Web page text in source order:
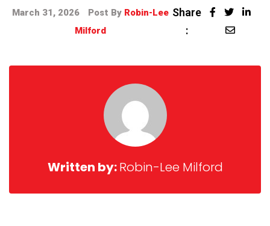
March 31, 2026 Post By Robin-Lee
Milford
Share
:
Written by:Robin-Lee Milford